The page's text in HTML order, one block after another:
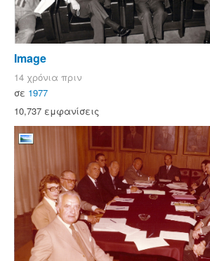
Image
14 χρόνια πριν
σε 1977
10,737 εμφανίσεις